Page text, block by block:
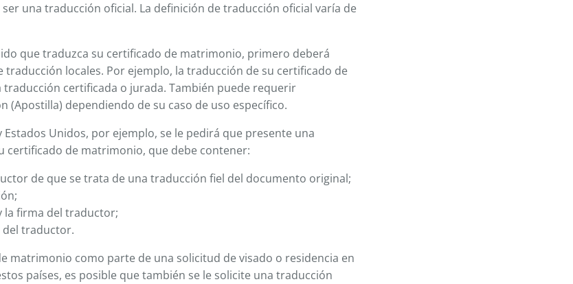
una traducción oficial. La definición de traducción oficial varía de
que traduzca su certificado de matrimonio, primero deberá
traducción locales. Por ejemplo, la traducción de su certificado de
certificada o jurada. También puede requerir
(Apostilla) dependiendo de su caso de uso específico.
Estados Unidos, por ejemplo, se le pedirá que presente una
certificado de matrimonio, que debe contener:
de que se trata de una traducción fiel del documento original;
la firma del traductor;
del traductor.
matrimonio como parte de una solicitud de visado o residencia en
países, es posible que también se le solicite una traducción